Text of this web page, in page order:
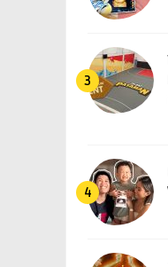
3
4